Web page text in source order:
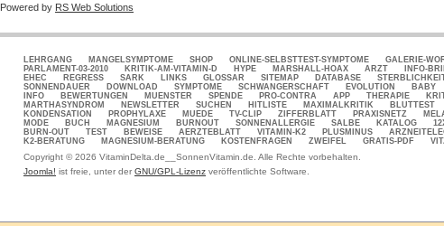
Powered by RS Web Solutions
LEHRGANG MANGELSYMPTOME SHOP ONLINE-SELBSTTEST-SYMPTOME GALERIE-
PARLAMENT-03-2010
KRITIK-AM-VITAMIN-D HYPE MARSHALL-HOAX ARZT INFO-
EHEC
REGRESS SARK LINKS GLOSSAR SITEMAP DATABASE
SONNENDAUER
DOWNLOAD SYMPTOME SCHWANGERSCHAFT EVOLUTION BABY
INFO
BEWERTUNGEN MUENSTER SPENDE PRO-CONTRA APP THERAPIE
MARTHASYNDROM
NEWSLETTER SUCHEN HITLISTE MAXIMALKRITIK BLUTTEST
KONDENSATION
PROPHYLAXE MUEDE TV-CLIP ZIFFERBLATT PRAXISNETZ
MODE
BUCH MAGNESIUM BURNOUT SONNENALLERGIE SALBE KATALOG
BURN-OUT
TEST BEWEISE AERZTEBLATT VITAMIN-K2 PLUSMINUS
K2-BERATUNG
MAGNESIUM-BERATUNG KOSTENFRAGEN ZWEIFEL GRATIS-PDF
Copyright © 2026 VitaminDelta.de__SonnenVitamin.de. Alle Rechte vorbehalten.
Joomla! ist freie, unter der GNU/GPL-Lizenz veröffentlichte Software.